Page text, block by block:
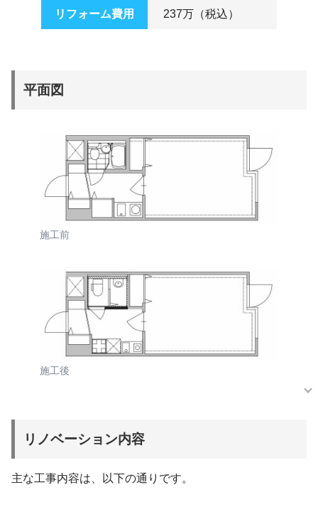
リフォーム費用 237万（税込）
平面図
施工前
施工後
リノベーション内容
主な工事内容は、以下の通りです。